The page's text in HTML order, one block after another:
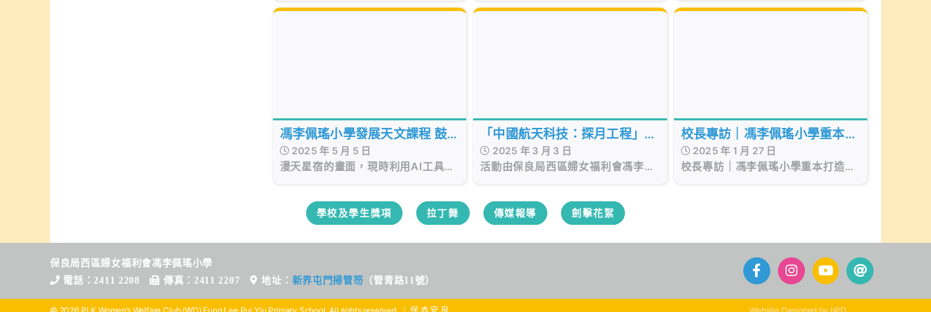
上的動畫，或是偶爾抬頭望見城市夜
正向教育築學生歸屬感
瑤小學 趁着這個「扮鬼扮馬」的大日
馮李佩瑤小學發展天文課程 鼓
勵學生追星 傳承中華千年天文
智慧
2025 年 5 月 5 日
漫天星宿的畫面，現時利用AI工具便
會馮李佩瑤小學一直積極推動天文教
育，校內配備多支能觀察遠至土星、
用，鼓勵學生做追星族。
「中國航天科技：探月工程」
STEAM月球車機械模型工作坊
及體驗
2025 年 3 月 3 日
活動由保良局西區婦女福利會馮李佩
水圍區的15間小學、逾120名師生一
同參與，實踐製作太陽能車及模擬探
校長專訪｜馮李佩瑤小學重本打
造學界專業天文公園 學生安坐
家中用iPad觀星零難度
2025 年 1 月 27 日
校長專訪｜馮李佩瑤小學重本打造學
學校及學生獎項 拉丁舞 傳媒報導 劍擊花絮
保良局西區婦女福利會馮李佩瑤小學
電話：2411 2208
傳真：2411 2207 地址： 新界屯門掃管笏 （管青路11號）